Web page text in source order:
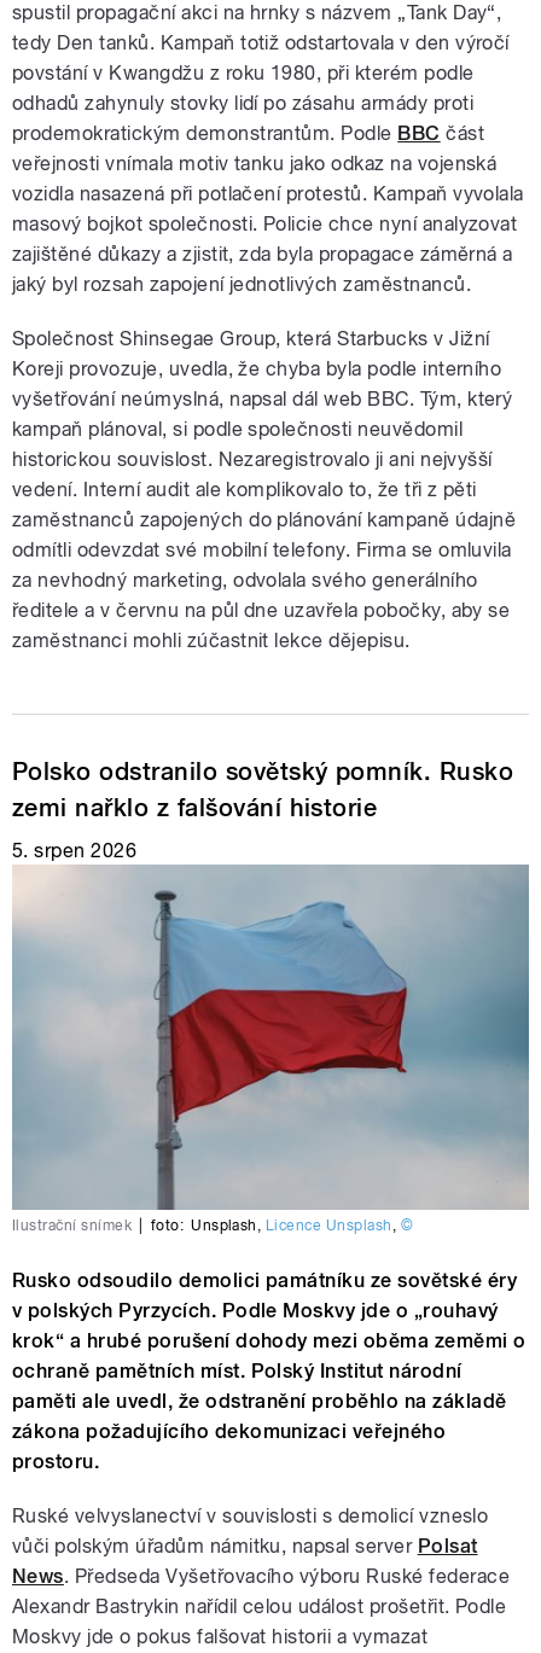
spustil propagační akci na hrnky s názvem „Tank Day“,
tedy Den tanků. Kampaň totiž odstartovala v den výročí
povstání v Kwangdžu z roku 1980, při kterém podle
odhadů zahynuly stovky lidí po zásahu armády proti
prodemokratickým demonstrantům. Podle BBC část
veřejnosti vnímala motiv tanku jako odkaz na vojenská
vozidla nasazená při potlačení protestů. Kampaň vyvolala
masový bojkot společnosti. Policie chce nyní analyzovat
zajištěné důkazy a zjistit, zda byla propagace záměrná a
jaký byl rozsah zapojení jednotlivých zaměstnanců.
Společnost Shinsegae Group, která Starbucks v Jižní
Koreji provozuje, uvedla, že chyba byla podle interního
vyšetřování neúmyslná, napsal dál web BBC. Tým, který
kampaň plánoval, si podle společnosti neuvědomil
historickou souvislost. Nezaregistrovalo ji ani nejvyšší
vedení. Interní audit ale komplikovalo to, že tři z pěti
zaměstnanců zapojených do plánování kampaně údajně
odmítli odevzdat své mobilní telefony. Firma se omluvila
za nevhodný marketing, odvolala svého generálního
ředitele a v červnu na půl dne uzavřela pobočky, aby se
zaměstnanci mohli zúčastnit lekce dějepisu.
Polsko odstranilo sovětský pomník. Rusko
zemi nařklo z falšování historie
5. srpen 2026
Ilustrační snímek foto: Unsplash Licence Unsplash ©
Rusko odsoudilo demolici památníku ze sovětské éry
v polských Pyrzycích. Podle Moskvy jde o „rouhavý
krok“ a hrubé porušení dohody mezi oběma zeměmi o
ochraně pamětních míst. Polský Institut národní
paměti ale uvedl, že odstranění proběhlo na základě
zákona požadujícího dekomunizaci veřejného
prostoru.
Ruské velvyslanectví v souvislosti s demolicí vzneslo
vůči polským úřadům námitku, napsal server Polsat
News. Předseda Vyšetřovacího výboru Ruské federace
Alexandr Bastrykin nařídil celou událost prošetřit. Podle
Moskvy jde o pokus falšovat historii a vymazat